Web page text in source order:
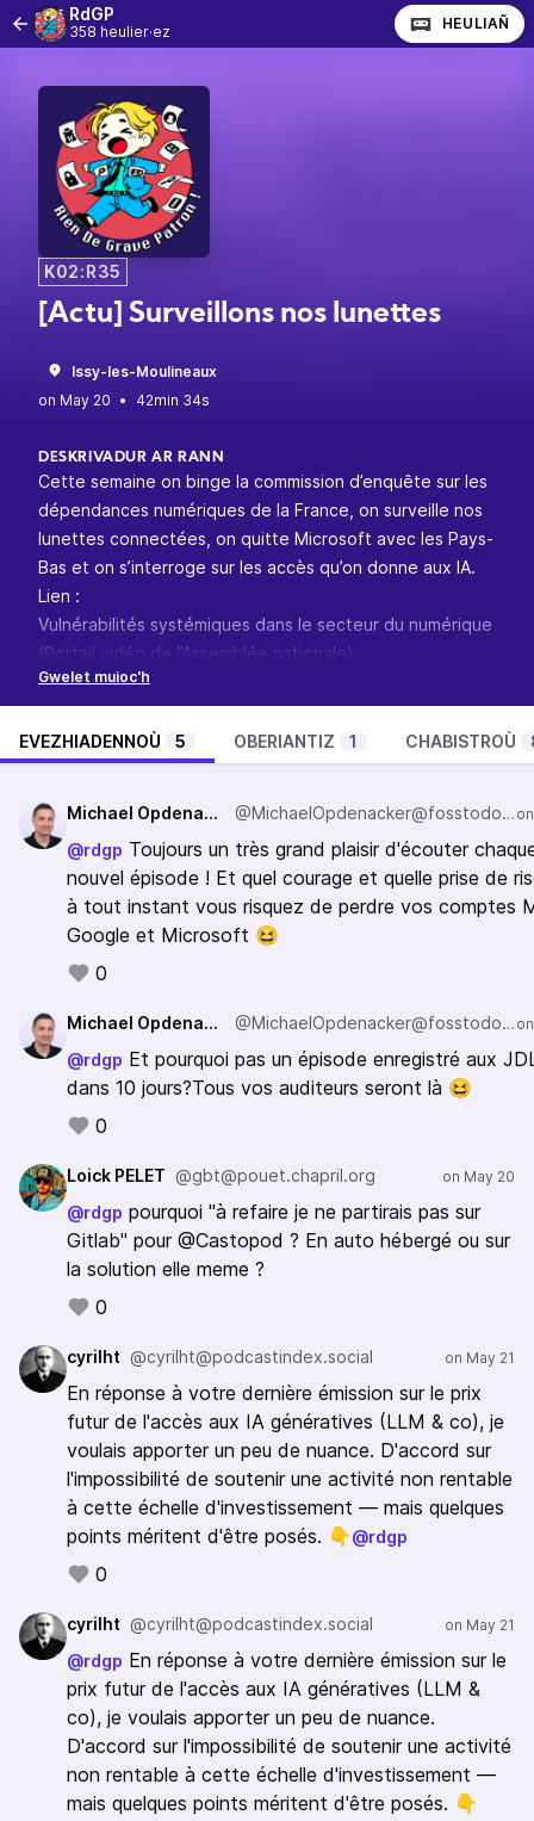
RdGP
358 heulier·ez HEULIAÑ
K02:R35
[Actu] Surveillons nos lunettes
Issy-les-Moulineaux
•
42min 34s
DESKRIVADUR AR RANN
Cette semaine on binge la commission d’enquête sur les
dépendances numériques de la France, on surveille nos
lunettes connectées, on quitte Microsoft avec les Pays-
Bas et on s’interroge sur les accès qu’on donne aux IA.
Lien :
Vulnérabilités systémiques dans le secteur du numérique
(Portail vidéo de l’Assemblée nationale)
Commission d’enquête sur les dépendances structurelles
et les vulnérabilités systémiques dans le secteur du
numérique et les risques pour l’indépendance de la
France
une souveraineté numérique nationale et européenne »
Philippe Latombe : Libertés individuelles, Souveraineté
numérique et Intelligence artificielle
Les lunettes connectées : la CNIL appelle à la vigilance
Dehors Microsoft ! Les Pays-Bas construisent
discrètement leur propre alternative à GitHub
pour les entreprises
Passez au “Podcasts 2.0” (transcriptions, chapitres,
géo-localisation, interactions directes) avec :
New Podcast Apps
Mastodon
EVEZHIADENNOÙ 5 OBERIANTIZ 1 CHABISTROÙ
Michael Opdenacker
@MichaelOpdenacker@fosstodon.org
@rdgp Toujours un très grand plaisir d'écouter
nouvel épisode ! Et quel courage et quelle prise de
à tout instant vous risquez de perdre vos comptes
Google et Microsoft 😆
0
Michael Opdenacker
@MichaelOpdenacker@fosstodon.org
@rdgp Et pourquoi pas un épisode enregistré aux
dans 10 jours?Tous vos auditeurs seront là 😆
0
Loick PELET @gbt@pouet.chapril.org
@rdgp pourquoi "à refaire je ne partirais pas sur
Gitlab" pour @Castopod ? En auto hébergé ou sur
la solution elle meme ?
0
cyrilht @cyrilht@podcastindex.social
En réponse à votre dernière émission sur le prix
futur de l'accès aux IA génératives (LLM & co), je
voulais apporter un peu de nuance. D'accord sur
l'impossibilité de soutenir une activité non rentable
à cette échelle d'investissement — mais quelques
points méritent d'être posés. 👇@rdgp
0
cyrilht @cyrilht@podcastindex.social
@rdgp En réponse à votre dernière émission sur le
prix futur de l'accès aux IA génératives (LLM &
co), je voulais apporter un peu de nuance.
D'accord sur l'impossibilité de soutenir une activité
non rentable à cette échelle d'investissement —
mais quelques points méritent d'être posés. 👇